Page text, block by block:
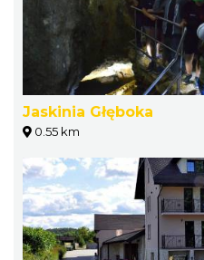
Jaskinia Głęboka
0.55 km